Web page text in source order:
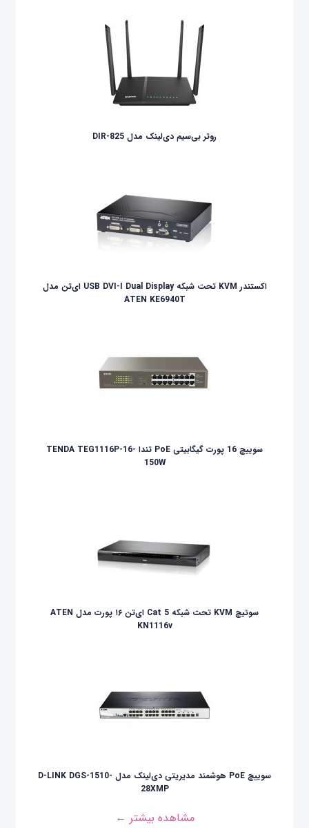
روتر بی‌سیم دی‌لینک مدل DIR-825
اکستندر KVM تحت شبکه USB DVI-I Dual Display ای‌تن مدل
ATEN KE6940T
سوییچ 16 پورت گیگابیتی PoE تندا TENDA TEG1116P-16-
150W
سوئیچ KVM تحت شبکه Cat 5 ای‌تن ۱۶ پورت مدل ATEN
KN1116v
سوییچ PoE هوشمند مدیریتی دی‌لینک مدل D-LINK DGS-1510-
28XMP
مشاهده بیشتر ←